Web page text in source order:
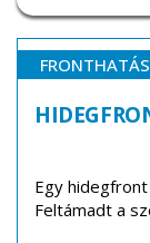
FRONTHATÁS
Egy
Feltámadt a